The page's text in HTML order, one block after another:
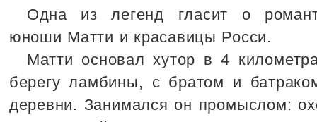
Одна из легенд гласит о
юноши Матти и красавицы Росси.
Матти основал хутор в 4
берегу ламбины, с братом и
деревни. Занимался он промыслом: